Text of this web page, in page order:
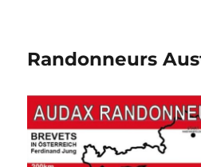
Randonneurs